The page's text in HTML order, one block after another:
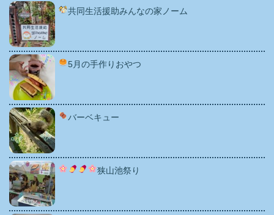
共同生活援助みんなの家ノーム
5月の手作りおやつ
バーベキュー
狭山池祭り